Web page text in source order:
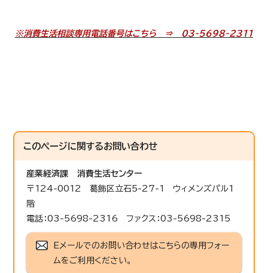
※消費生活相談専用電話番号はこちら ⇒ 03-5698-2311
このページに関するお問い合わせ
産業経済課
消費生活センター
〒124-0012 葛飾区立石5-27-1 ウィメンズパル1
階
電話：03-5698-2316 ファクス：03-5698-2315
Eメールでのお問い合わせはこちらの専用フォー
ムをご利用ください。